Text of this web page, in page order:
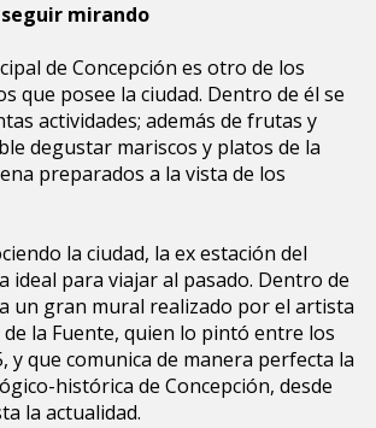
mirando
de Concepción es otro de los
que posee la ciudad. Dentro de él se
actividades; además de frutas y
degustar mariscos y platos de la
preparados a la vista de los
la ciudad, la ex estación del
para viajar al pasado. Dentro de
un gran mural realizado por el artista
la Fuente, quien lo pintó entre los
y que comunica de manera perfecta la
histórica de Concepción, desde
la actualidad.